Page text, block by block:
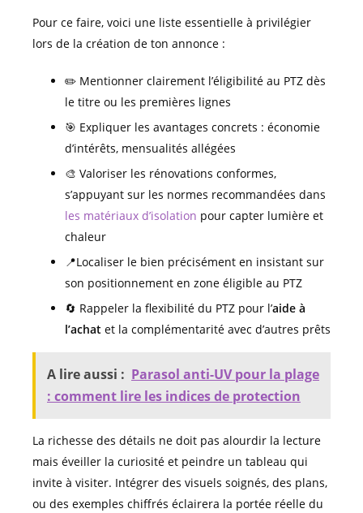
Pour ce faire, voici une liste essentielle à privilégier
lors de la création de ton annonce :
✏️ Mentionner clairement l’éligibilité au PTZ dès
le titre ou les premières lignes
🎯 Expliquer les avantages concrets : économie
d’intérêts, mensualités allégées
🎨 Valoriser les rénovations conformes,
s’appuyant sur les normes recommandées dans
les matériaux d’isolation pour capter lumière et
chaleur
📍Localiser le bien précisément en insistant sur
son positionnement en zone éligible au PTZ
🔄 Rappeler la flexibilité du PTZ pour l’aide à
l’achat et la complémentarité avec d’autres prêts
A lire aussi : Parasol anti-UV pour la plage
: comment lire les indices de protection
La richesse des détails ne doit pas alourdir la lecture
mais éveiller la curiosité et peindre un tableau qui
invite à visiter. Intégrer des visuels soignés, des plans,
ou des exemples chiffrés éclairera la portée réelle du